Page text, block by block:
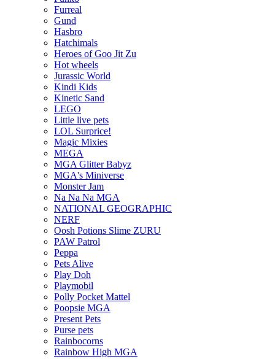
Furreal
Gund
Hasbro
Hatchimals
Heroes of Goo Jit Zu
Hot wheels
Jurassic World
Kindi Kids
Kinetic Sand
LEGO
Little live pets
LOL Surprice!
Magic Mixies
MEGA
MGA Glitter Babyz
MGA's Miniverse
Monster Jam
Na Na Na MGA
NATIONAL GEOGRAPHIC
NERF
Oosh Potions Slime ZURU
PAW Patrol
Peppa
Pets Alive
Play Doh
Playmobil
Polly Pocket Mattel
Poopsie MGA
Present Pets
Purse pets
Rainbocorns
Rainbow High MGA